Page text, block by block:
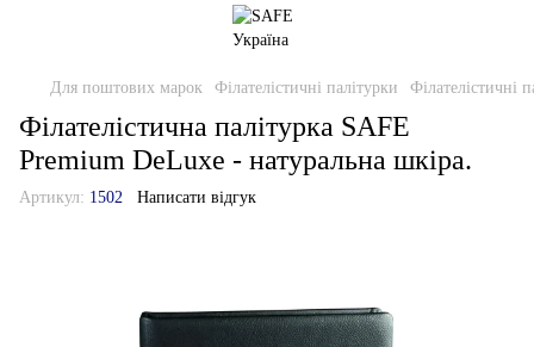
Для поштових марок Філателістичні палітурки Філателістичні
Філателістична палітурка SAFE
Premium DeLuxe - натуральна шкіра.
Артикул: 1502 Написати відгук